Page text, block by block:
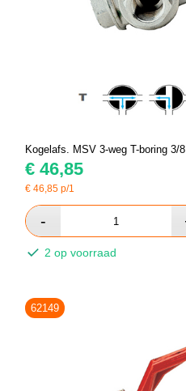
Kogelafs. MSV 3-weg T-boring 3/8
€ 46,85
€46,85 p/1
2 op voorraad
62149